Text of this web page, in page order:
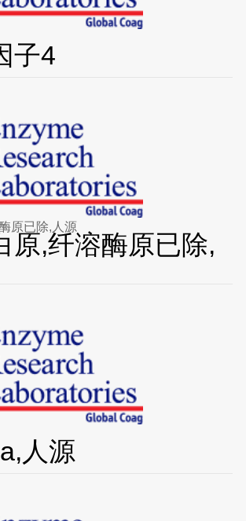
子4
原已除,人源
原,纤溶酶原已除,
人源